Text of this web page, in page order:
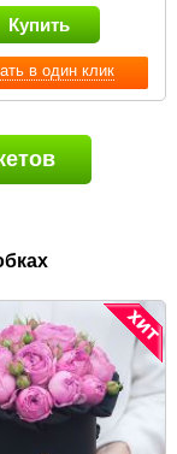
в один клик
Купить